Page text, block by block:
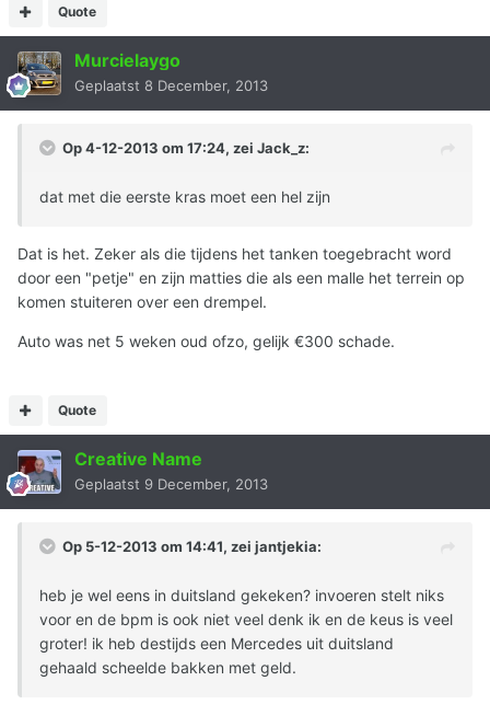
Quote
Murcielaygo
Geplaatst 8 December, 2013
Op 4-12-2013 om 17:24, zei Jack_z:
dat met die eerste kras moet een hel zijn
Dat is het. Zeker als die tijdens het tanken toegebracht word
door een "petje" en zijn matties die als een malle het terrein op
komen stuiteren over een drempel.
Auto was net 5 weken oud ofzo, gelijk €300 schade.
Quote
Creative Name
Geplaatst 9 December, 2013
Op 5-12-2013 om 14:41, zei jantjekia:
heb je wel eens in duitsland gekeken? invoeren stelt niks
voor en de bpm is ook niet veel denk ik en de keus is veel
groter! ik heb destijds een Mercedes uit duitsland
gehaald scheelde bakken met geld.